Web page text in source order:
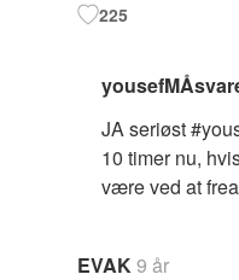
225
JA seriøst
10 timer nu,
være ved at
EVAK9 år